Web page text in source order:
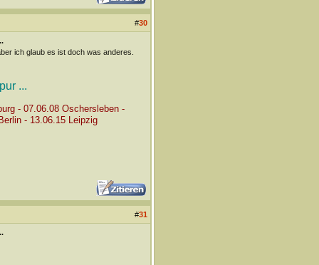
#30
ich glaub es ist doch was anderes.
...
- 07.06.08 Oschersleben -
- 13.06.15 Leipzig
#31